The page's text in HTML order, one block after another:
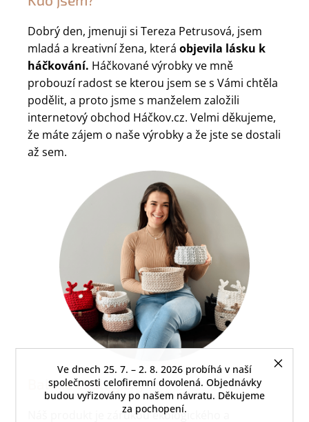
Ve dnech 25. 7. – 2. 8. 2026 probíhá v naší
společnosti celofiremní dovolená. Objednávky
budou vyřizovány po našem návratu. Děkujeme
za pochopení.
Dobrý den, jmenuji si Tereza Petrusová, jsem
mladá a kreativní žena, která objevila lásku k
háčkování. Háčkované výrobky ve mně
probouzí radost se kterou jsem se s Vámi chtěla
podělit, a proto jsme s manželem založili
internetový obchod Háčkov.cz. Velmi děkujeme,
že máte zájem o naše výrobky a že jste se dostali
až sem.
Balíme ekologicky
Náš produkt je zárukou ekologického a